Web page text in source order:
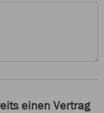
einen Vertrag